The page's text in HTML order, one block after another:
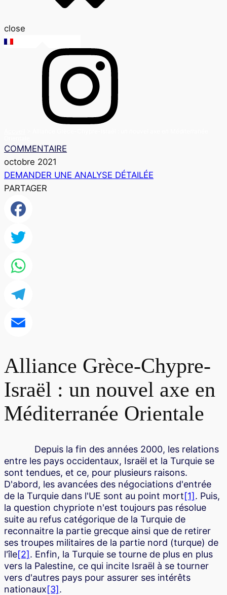
close
COMMENTAIRE
octobre 2021
DEMANDER UNE ANALYSE DÉTAILÉE
PARTAGER
Facebook
Twitter
WhatsApp
Telegram
Alliance Grèce-Chypre-
Israël : un nouvel axe en
Méditerranée Orientale
Depuis la fin des années 2000, les relations
entre les pays occidentaux, Israël et la Turquie se
sont tendues, et ce, pour plusieurs raisons.
D'abord, les avancées des négociations d'entrée
de la Turquie dans l'UE sont au point mort[1]. Puis,
la question chypriote n'est toujours pas résolue
suite au refus catégorique de la Turquie de
reconnaitre la partie grecque ainsi que de retirer
ses troupes militaires de la partie nord (turque) de
l'île[2]. Enfin, la Turquie se tourne de plus en plus
vers la Palestine, ce qui incite Israël à se tourner
vers d'autres pays pour assurer ses intérêts
nationaux[3].